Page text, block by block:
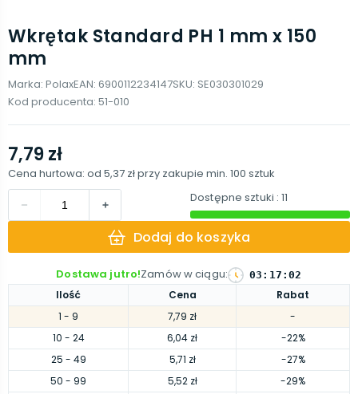
Wkrętak Standard PH 1 mm x 150
mm
Marka: PolaxEAN: 6900112234147SKU: SE030301029
Kod producenta: 51-010
Ilość Cena
Rabat
1 - 9 7,79 zł
-
10 - 24 6,04 zł
-22%
25 - 49 5,71 zł
-27%
50 - 99 5,52 zł
-29%
7,79 zł
Cena hurtowa: od 5,37 złprzy zakupie min. 100 sztuk
Dostępne sztuki : 11
Dodaj do koszyka
Dostawa jutro!Zamów w ciągu: 03 : 17 :01